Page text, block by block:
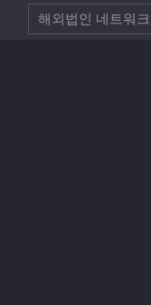
해외법인 네트워크